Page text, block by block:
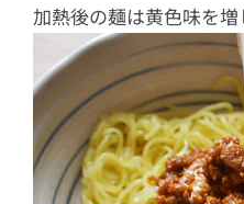
加熱後の麺は黄色味を増